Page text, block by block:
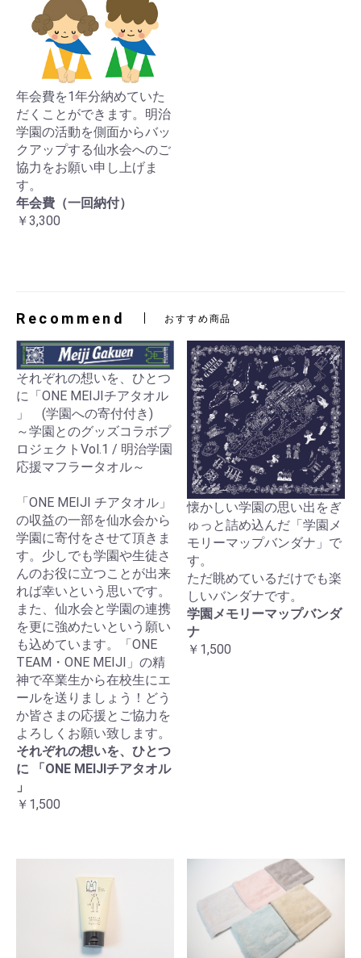
年会費を1年分納めていた
だくことができます。明治
学園の活動を側面からバッ
クアップする仙水会へのご
協力をお願い申し上げま
す。
年会費（一回納付）
￥3,300
Recommend おすすめ商品
それぞれの想いを、ひとつ
に「ONE MEIJIチアタオル
」 (学園への寄付付き)
～学園とのグッズコラボプ
ロジェクトVol.1 / 明治学園
応援マフラータオル～
「ONE MEIJI チアタオル」
の収益の一部を仙水会から
学園に寄付をさせて頂きま
す。少しでも学園や生徒さ
んのお役に立つことが出来
れば幸いという思いです。
また、仙水会と学園の連携
を更に強めたいという願い
も込めています。「ONE
TEAM・ONE MEIJI」の精
神で卒業生から在校生にエ
ールを送りましょう！どう
か皆さまの応援とご協力を
よろしくお願い致します。
それぞれの想いを、ひとつ
に 「ONE MEIJIチアタオル
」
￥1,500
懐かしい学園の思い出をぎ
ゅっと詰め込んだ「学園メ
モリーマップバンダナ」で
す。
ただ眺めているだけでも楽
しいバンダナです。
学園メモリーマップバンダ
ナ
￥1,500